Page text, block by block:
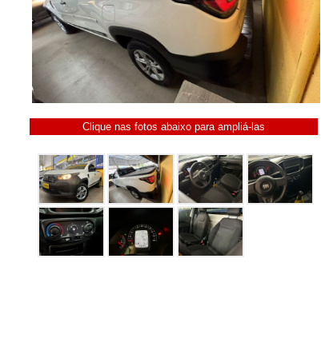
Clique nas fotos abaixo para ampliá-las